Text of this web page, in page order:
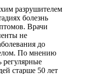
разрушителем
болезнь
Врачи
не
до
По мнению
регулярные
старше 50 лет